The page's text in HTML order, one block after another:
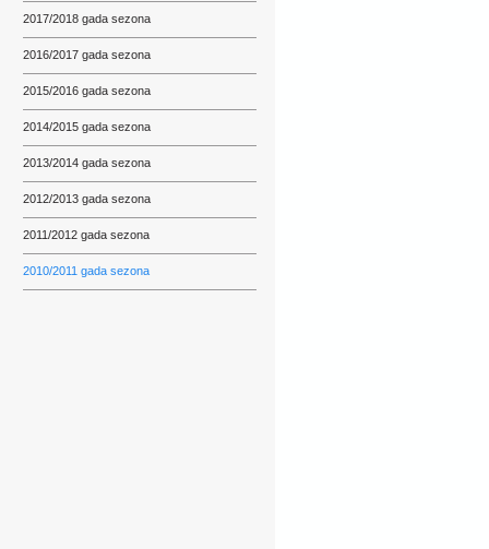
2017/2018 gada sezona
2016/2017 gada sezona
2015/2016 gada sezona
2014/2015 gada sezona
2013/2014 gada sezona
2012/2013 gada sezona
2011/2012 gada sezona
2010/2011 gada sezona